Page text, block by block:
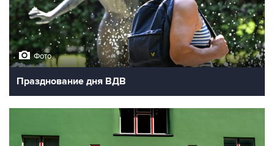
Фото
Празднование дня ВДВ